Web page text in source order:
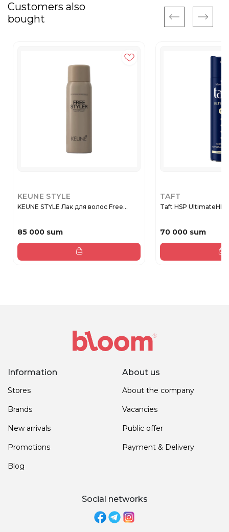
Customers also
bought
KEUNE STYLE
KEUNE STYLE Лак для волос Free...
85 000 sum
TAFT
Taft HSP
70 000 sum
Information
Stores
Brands
New arrivals
Promotions
Blog
About us
About the company
Vacancies
Public offer
Payment & Delivery
Social networks